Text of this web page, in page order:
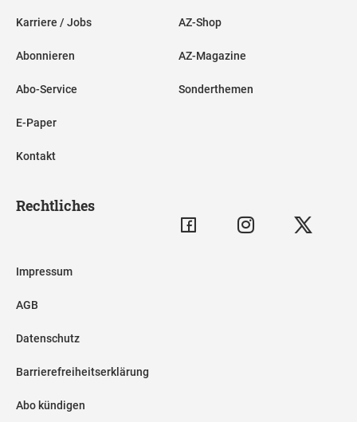
Karriere / Jobs
Abonnieren
Abo-Service
E-Paper
Kontakt
AZ-Shop
AZ-Magazine
Sonderthemen
Rechtliches
Impressum
AGB
Datenschutz
Barrierefreiheitserklärung
Abo kündigen